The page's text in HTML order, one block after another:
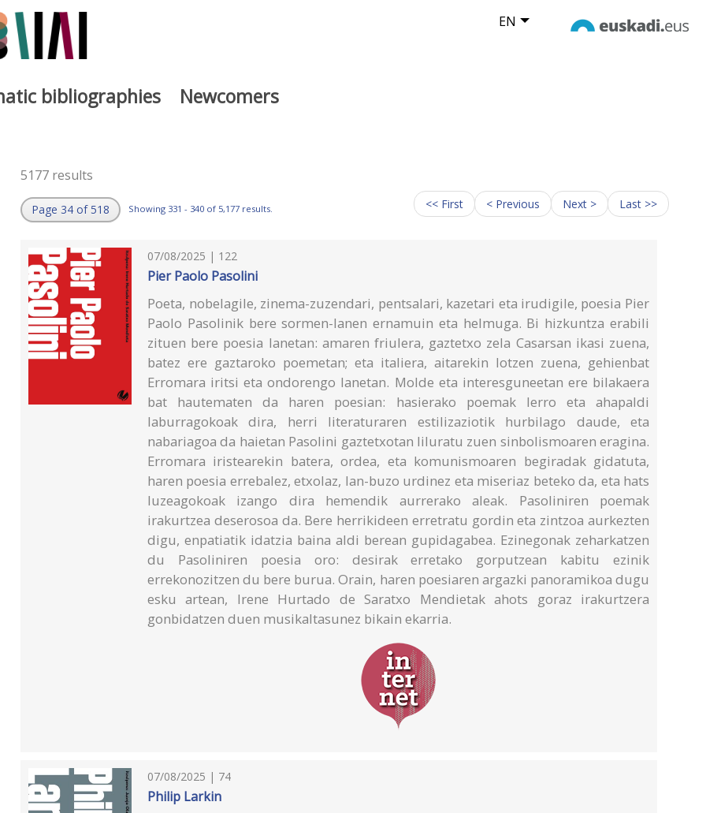
EN
bibliographies Newcomers
5177 results
Page 34 of 518 Showing 331 - 340 of 5,177 results. << First < Previous Next > Last >>
07/08/2025 | 122
Pier Paolo Pasolini
Poeta, nobelagile, zinema-zuzendari, pentsalari, kazetari eta irudigile, poesia Pier
Paolo Pasolinik bere sormen-lanen ernamuin eta helmuga. Bi hizkuntza erabili
zituen bere poesia lanetan: amaren friulera, gaztetxo zela Casarsan ikasi zuena,
batez ere gaztaroko poemetan; eta italiera, aitarekin lotzen zuena, gehienbat
Erromara iritsi eta ondorengo lanetan. Molde eta interesguneetan ere bilakaera
bat hautematen da haren poesian: hasierako poemak lerro eta ahapaldi
laburragokoak dira, herri literaturaren estilizaziotik hurbilago daude, eta
nabariagoa da haietan Pasolini gaztetxotan liluratu zuen sinbolismoaren eragina.
Erromara iristearekin batera, ordea, eta komunismoaren begiradak gidatuta,
haren poesia errebalez, etxolaz, lan-buzo urdinez eta miseriaz beteko da, eta hats
luzeagokoak izango dira hemendik aurrerako aleak. Pasoliniren poemak
irakurtzea deserosoa da. Bere herrikideen erretratu gordin eta zintzoa aurkezten
digu, enpatiatik idatzia baina aldi berean gupidagabea. Ezinegonak zeharkatzen
du Pasoliniren poesia oro: desirak erretako gorputzean kabitu ezinik
errekonozitzen du bere burua. Orain, haren poesiaren argazki panoramikoa dugu
esku artean, Irene Hurtado de Saratxo Mendietak ahots goraz irakurtzera
gonbidatzen duen musikaltasunez bikain ekarria.
07/08/2025 | 74
Philip Larkin